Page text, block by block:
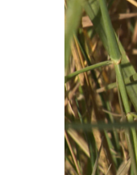
08 août 2026
Marathon
ce week-
flashée à
Tervuren”